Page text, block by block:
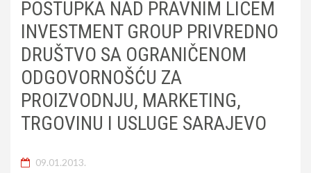
POSTUPKA NAD PRAVNIM LICEM
INVESTMENT GROUP PRIVREDNO
DRUŠTVO SA OGRANIČENOM
ODGOVORNOŠĆU ZA
PROIZVODNJU, MARKETING,
TRGOVINU I USLUGE SARAJEVO
09.01.2013.